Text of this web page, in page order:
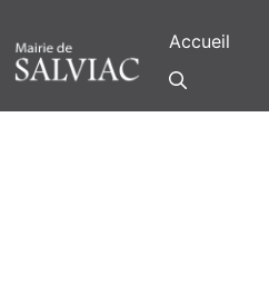
au
contenu
Accueil